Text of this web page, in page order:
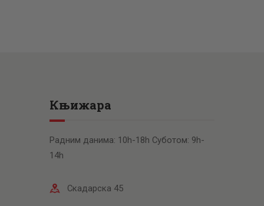
Књижара
Радним данима: 10h-18h Суботом: 9h-
14h
Скадарска 45